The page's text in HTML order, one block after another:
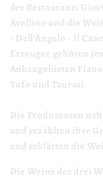
des Restaurants
Avellino und die
- Dell'Angelo - Il
Erzeuger gehören
Anbaugebieten
Tufo und Taurasi
Die Produzenten
und erzählten ihre
und erklärten die
Die Weine der drei